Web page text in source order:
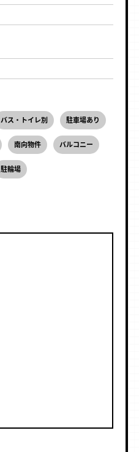
バス・トイレ別 駐車場あり
南向物件 バルコニー
駐輪場